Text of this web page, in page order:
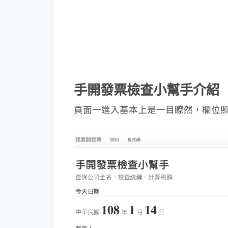
手開發票檢查小幫手介紹
頁面一進入基本上是一目瞭然，欄位